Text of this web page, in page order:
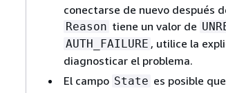
conectarse de nuevo después
Reason tiene un valor de
AUTH_FAILURE , utilice la
diagnosticar el problema.
El campo State es posible